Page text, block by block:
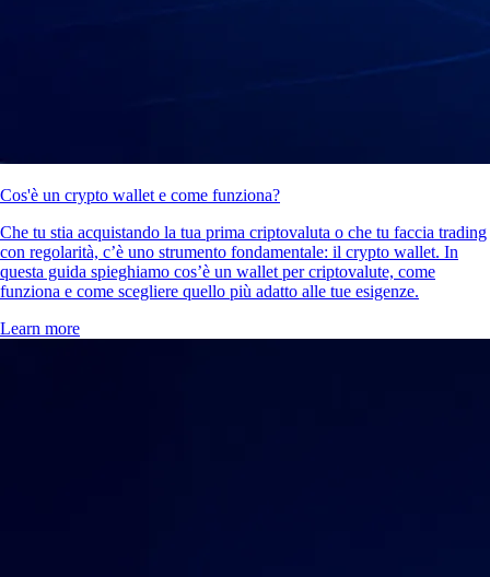
Cos'è un crypto wallet e come funziona?
Che tu stia acquistando la tua prima criptovaluta o che tu faccia trading
con regolarità, c’è uno strumento fondamentale: il crypto wallet. In
questa guida spieghiamo cos’è un wallet per criptovalute, come
funziona e come scegliere quello più adatto alle tue esigenze.
Learn more